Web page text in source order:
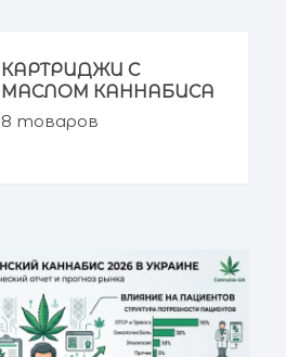
КАРТРИДЖИ С
МАСЛОМ КАННАБИСА
8 товаров